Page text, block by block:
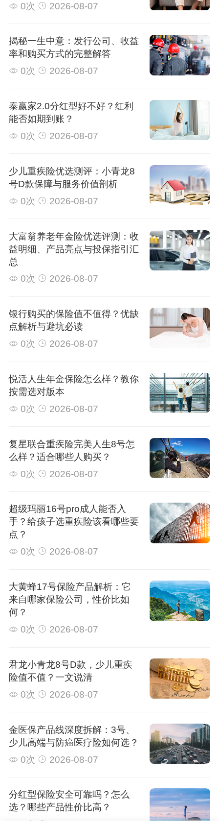
0次
2026-08-07
揭秘一生中意：发行公司、收益
率和购买方式的完整解答
0次
2026-08-07
泰赢家2.0分红型好不好？红利
能否如期到账？
0次
2026-08-07
少儿重疾险优选测评：小青龙8
号D款保障与服务价值剖析
0次
2026-08-07
大富翁养老年金险优选评测：收
益明细、产品亮点与投保指引汇
总
0次
2026-08-07
银行购买的保险值不值得？优缺
点解析与避坑必读
0次
2026-08-07
悦活人生年金保险怎么样？教你
按需选对版本
0次
2026-08-07
复星联合重疾险完美人生8号怎
么样？适合哪些人购买？
0次
2026-08-07
超级玛丽16号pro成人能否入
手？给孩子选重疾险该看哪些要
点？
0次
2026-08-07
大黄蜂17号保险产品解析：它
来自哪家保险公司，性价比如
何？
0次
2026-08-07
君龙小青龙8号D款，少儿重疾
险值不值？一文说清
0次
2026-08-07
金医保产品线深度拆解：3号、
少儿高端与防癌医疗险如何选？
0次
2026-08-07
分红型保险安全可靠吗？怎么
选？哪些产品性价比高？